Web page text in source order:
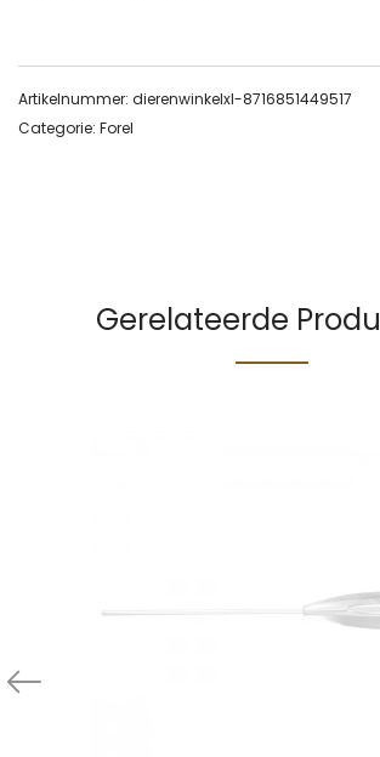
Artikelnummer: dierenwinkelxl-8716851449517
Categorie: Forel
Gerelateerde